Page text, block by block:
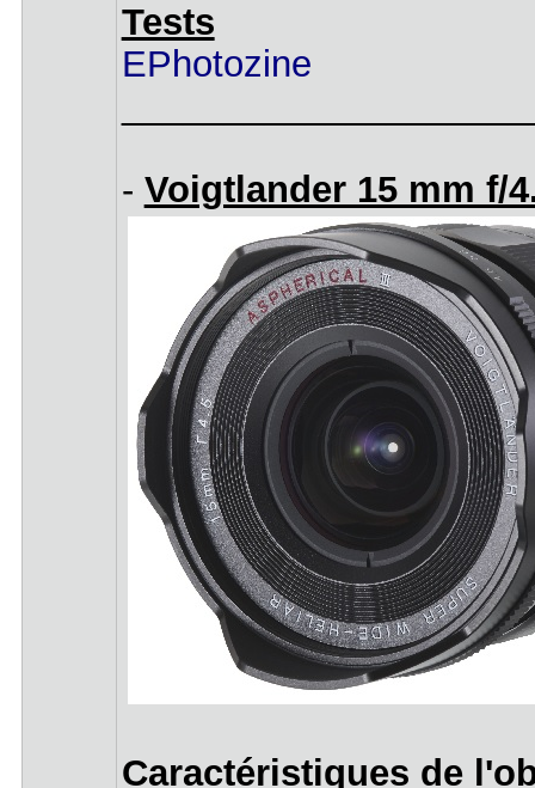
Tests
EPhotozine
- Voigtlander 15 mm f/
Caractéristiques de